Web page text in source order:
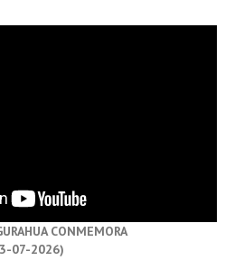
CONMEMORA
07-2026)